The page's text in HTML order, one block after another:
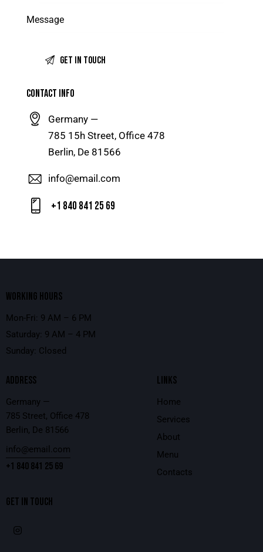
CONTACT INFO
Germany —
785 15h Street, Office 478
Berlin, De 81566
info@email.com
+1 840 841 25 69
WORKING HOURS
Mon-Fri: 9 AM – 6 PM
Saturday: 9 AM – 4 PM
Sunday: Closed
ADDRESS
Germany —
785 Street, Office 478
Berlin, De 81566
info@email.com
+1 840 841 25 69
LINKS
Home
Services
About
Menu
Contacts
GET IN TOUCH